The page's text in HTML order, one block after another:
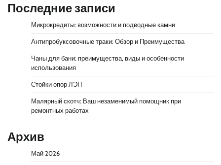
Последние записи
Микрокредиты: возможности и подводные камни
Антипробуксовочные траки: Обзор и Преимущества
Чаны для бани: преимущества, виды и особенности
использования
Стойки опор ЛЭП
Малярный скотч: Ваш незаменимый помощник при
ремонтных работах
Архив
Май 2026